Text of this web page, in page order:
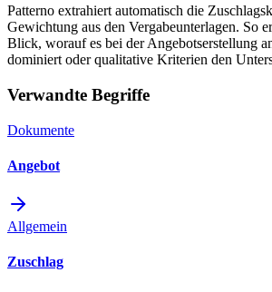
Patterno extrahiert automatisch die
Gewichtung aus den Vergabeunterlagen. So
Blick, worauf es bei der Angebotserstellung
dominiert oder qualitative Kriterien den
Verwandte Begriffe
Dokumente
Angebot
Allgemein
Zuschlag